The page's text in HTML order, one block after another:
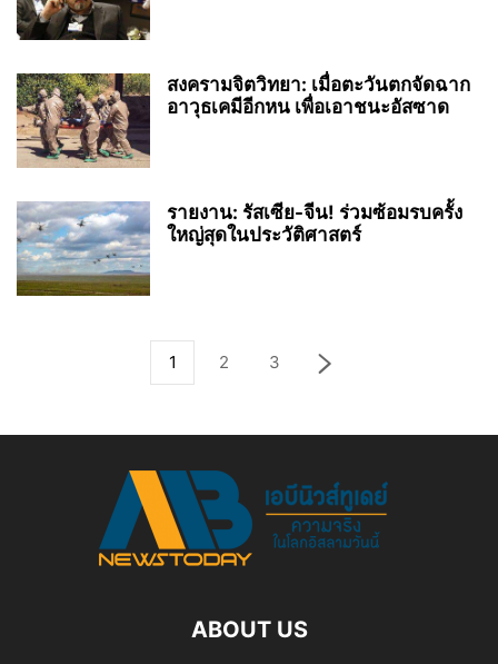
สงครามจิตวิทยา: เมื่อตะวันตกจัดฉาก
อาวุธเคมีอีกหน เพื่อเอาชนะอัสซาด
รายงาน: รัสเซีย-จีน! ร่วมซ้อมรบครั้ง
ใหญ่สุดในประวัติศาสตร์
1 2 3
ABOUT US